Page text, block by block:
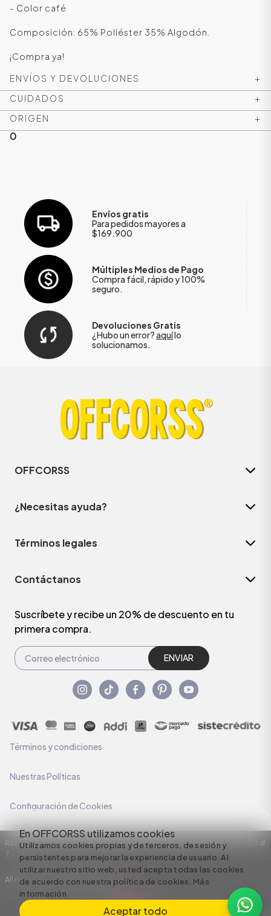
En OFFCORSS utilizamos cookies
Utilizamos cookies propias y de terceros, de sesión y
persistentes para mejorar la experiencia de usuario. Al
utilizar nuestro sitio web, usted acepta todas las cookies
de acuerdo con nuestra política de cookies. Más
información
Aceptar todo
- Color café
Composición: 65% Poliéster 35% Algodón.
¡Compra ya!
ENVÍOS Y DEVOLUCIONES
+
CUIDADOS
+
ORIGEN
+
0
Envíos gratis
Para pedidos mayores a
$169.900
Múltiples Medios de Pago
Compra fácil, rápido y 100%
seguro.
Devoluciones Gratis
¿Hubo un error?aquílo
solucionamos.
OFFCORSS
¿Necesitas ayuda?
Términos legales
Contáctanos
Suscríbete y recibe un 20% de descuento en tu
primera compra.
ENVIAR
Términos y condiciones
Nuestras Políticas
Configuración de Cookies
Razón Social: C.I HERMECO S.A. NIT: 890924167-6 Dirección: Carrera 50 #
7 – 35
All rights reserved empowered by